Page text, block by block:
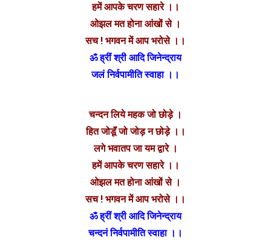
हमें आपके चरण सहारे ।।
ओझल मत होना आंखों से ।
सच ! भगवन में आप भरोसे ।।
ॐ ह्रीं श्री आदि जिनेन्द्राय
जलं निर्वपामीति स्वाहा ।।
चन्दन लिये महक जो छोड़े ।
हित जोडूॅं जो जोड़ न छोड़े ।।
लगे भवातप जा यम द्वारे ।
हमें आपके चरण सहारे ।।
ओझल मत होना आंखों से ।
सच ! भगवन में आप भरोसे ।।
ॐ ह्रीं श्री आदि जिनेन्द्राय
चन्दनं निर्वपामीति स्वाहा ।।